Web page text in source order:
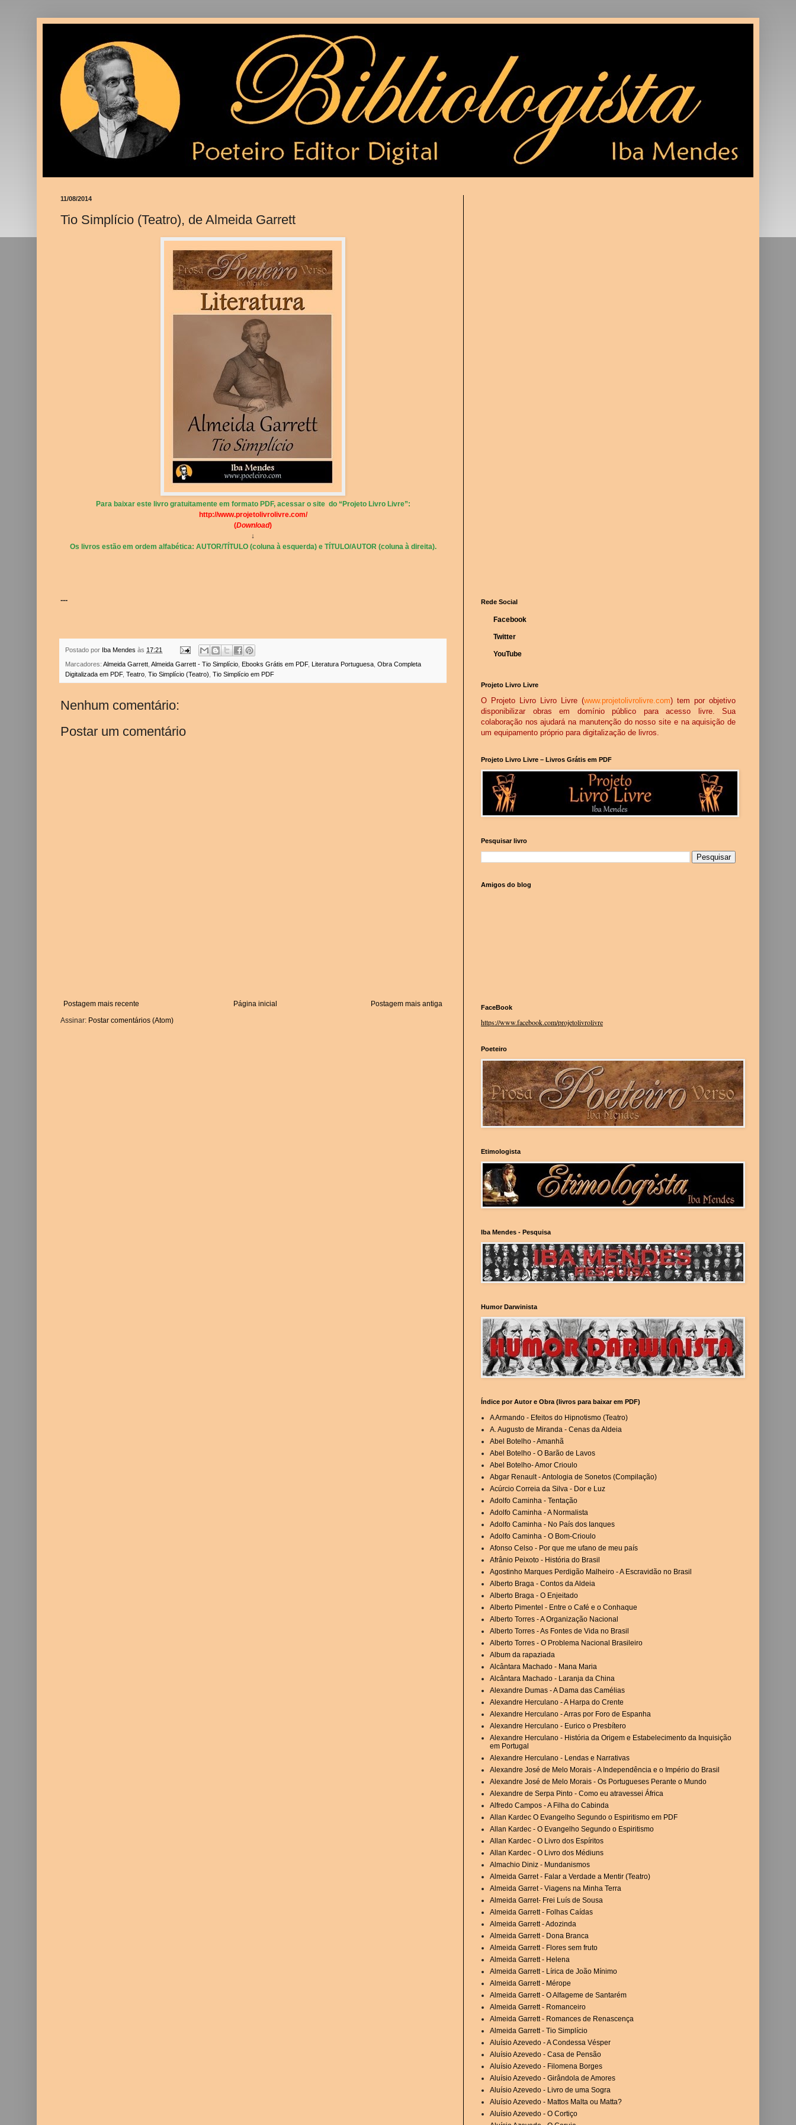
11/08/2014
Tio Simplício (Teatro), de Almeida Garrett
Para baixar este livro gratuitamente em formato PDF, acessar o site do “Projeto Livro Livre”:
http://www.projetolivrolivre.com/
(Download)
↓
Os livros estão em ordem alfabética: AUTOR/TÍTULO (coluna à esquerda) e TÍTULO/AUTOR (coluna à direita).
---
Postado por Iba Mendes às 17:21
Marcadores: Almeida Garrett Almeida Garrett - Tio Simplício Ebooks Grátis em PDF, Literatura Portuguesa Obra Completa
Digitalizada em PDF, Teatro Tio Simplício (Teatro) Tio Simplício em PDF
Nenhum comentário:
Postar um comentário
Postagem mais recente Postagem mais antiga
Página inicial
Assinar: Postar comentários (Atom)
Rede Social
Facebook
Twitter
YouTube
Projeto Livro Livre
O Projeto Livro Livro Livre (www.projetolivrolivre.com) tem por objetivo
disponibilizar obras em domínio público para acesso livre. Sua
colaboração nos ajudará na manutenção do nosso site e na aquisição de
um equipamento próprio para digitalização de livros.
Projeto Livro Livre – Livros Grátis em PDF
Pesquisar livro
Amigos do blog
FaceBook
https://www.facebook.com/projetolivrolivre
Poeteiro
Etimologista
Iba Mendes - Pesquisa
Humor Darwinista
Índice por Autor e Obra (livros para baixar em PDF)
A Armando - Efeitos do Hipnotismo (Teatro)
A. Augusto de Miranda - Cenas da Aldeia
Abel Botelho - Amanhã
Abel Botelho - O Barão de Lavos
Abel Botelho- Amor Crioulo
Abgar Renault - Antologia de Sonetos (Compilação)
Acúrcio Correia da Silva - Dor e Luz
Adolfo Caminha - Tentação
Adolfo Caminha - A Normalista
Adolfo Caminha - No País dos Ianques
Adolfo Caminha - O Bom-Crioulo
Afonso Celso - Por que me ufano de meu país
Afrânio Peixoto - História do Brasil
Agostinho Marques Perdigão Malheiro - A Escravidão no Brasil
Alberto Braga - Contos da Aldeia
Alberto Braga - O Enjeitado
Alberto Pimentel - Entre o Café e o Conhaque
Alberto Torres - A Organização Nacional
Alberto Torres - As Fontes de Vida no Brasil
Alberto Torres - O Problema Nacional Brasileiro
Album da rapaziada
Alcântara Machado - Mana Maria
Alcântara Machado - Laranja da China
Alexandre Dumas - A Dama das Camélias
Alexandre Herculano - A Harpa do Crente
Alexandre Herculano - Arras por Foro de Espanha
Alexandre Herculano - Eurico o Presbítero
Alexandre Herculano - História da Origem e Estabelecimento da Inquisição
em Portugal
Alexandre Herculano - Lendas e Narrativas
Alexandre José de Melo Morais - A Independência e o Império do Brasil
Alexandre José de Melo Morais - Os Portugueses Perante o Mundo
Alexandre de Serpa Pinto - Como eu atravessei África
Alfredo Campos - A Filha do Cabinda
Allan Kardec O Evangelho Segundo o Espiritismo em PDF
Allan Kardec - O Evangelho Segundo o Espiritismo
Allan Kardec - O Livro dos Espíritos
Allan Kardec - O Livro dos Médiuns
Almachio Diniz - Mundanismos
Almeida Garret - Falar a Verdade a Mentir (Teatro)
Almeida Garret - Viagens na Minha Terra
Almeida Garret- Frei Luís de Sousa
Almeida Garrett - Folhas Caídas
Almeida Garrett - Adozinda
Almeida Garrett - Dona Branca
Almeida Garrett - Flores sem fruto
Almeida Garrett - Helena
Almeida Garrett - Lírica de João Mínimo
Almeida Garrett - Mérope
Almeida Garrett - O Alfageme de Santarém
Almeida Garrett - Romanceiro
Almeida Garrett - Romances de Renascença
Almeida Garrett - Tio Simplício
Aluísio Azevedo - A Condessa Vésper
Aluísio Azevedo - Casa de Pensão
Aluísio Azevedo - Filomena Borges
Aluísio Azevedo - Girândola de Amores
Aluísio Azevedo - Livro de uma Sogra
Aluísio Azevedo - Mattos Malta ou Matta?
Aluísio Azevedo - O Cortiço